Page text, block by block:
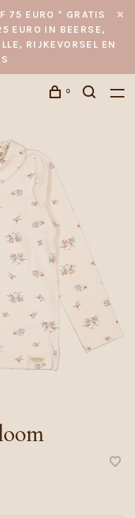
75 EURO * GRATIS
EURO IN BEERSE,
RIJKEVORSEL EN
0